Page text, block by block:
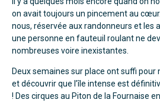
on avait toujours un pincement au
nous, réservée aux randonneurs et les
une personne en fauteuil roulant ne
nombreuses voire inexistantes.
Deux semaines sur place ont suffi pour
et découvrir que l’île intense est
! Des cirques au Piton de la Fournaise